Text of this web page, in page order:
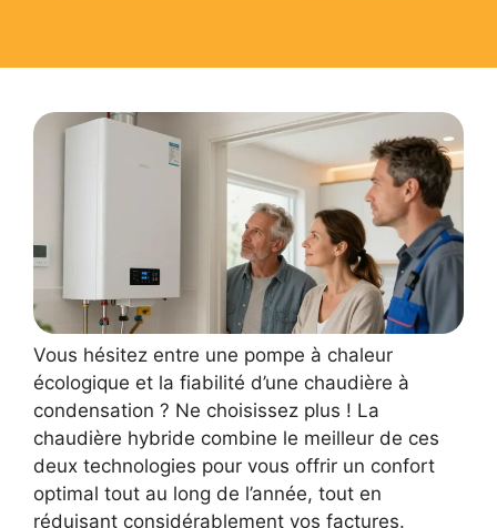
Vous hésitez entre une pompe à chaleur
écologique et la fiabilité d’une chaudière à
condensation ? Ne choisissez plus ! La
chaudière hybride combine le meilleur de ces
deux technologies pour vous offrir un confort
optimal tout au long de l’année, tout en
réduisant considérablement vos factures.